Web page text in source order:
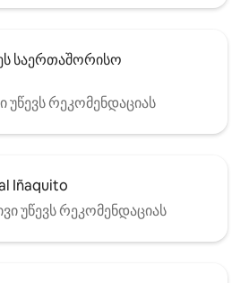
საერთაშორისო
რეკომენდაციას
Iñaquito
უწევს რეკომენდაციას